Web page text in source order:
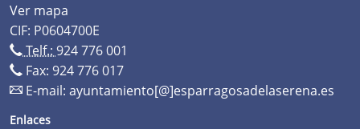
Ver mapa
CIF: P0604700E
Telf.: 924 776 001
Fax: 924 776 017
E-mail: ayuntamiento[@]esparragosadelaserena.es
Enlaces